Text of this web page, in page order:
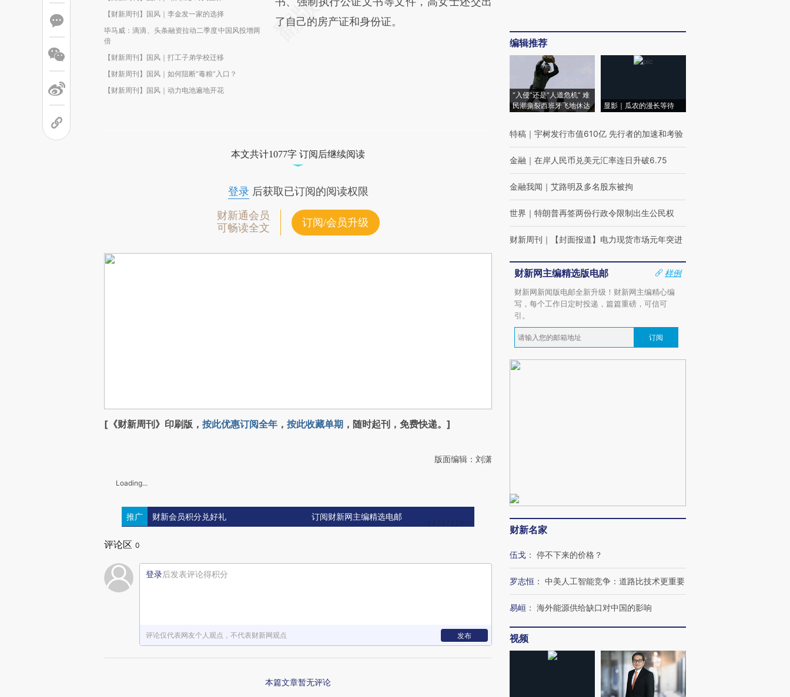
【财新周刊】国风｜李金发一家的选择
毕马威：滴滴、头条融资拉动二季度中国风投增两
倍
【财新周刊】国风｜打工子弟学校迁移
【财新周刊】国风｜如何阻断“毒粮”入口？
【财新周刊】国风｜动力电池遍地开花
了自己的房产证和身份证。
本文共计1077字 订阅后继续阅读
登录后获取已订阅的阅读权限
财新通会员
可畅读全文
订阅/会员升级
[《财新周刊》印刷版， 按此优惠订阅全年 ， 按此收藏单期 ，随时起刊，免费快递。]
版面编辑：刘潇
Loading...
推广 财新会员积分兑好礼 订阅财新网主编精选电邮
评论区 0
登录后发表评论得积分
评论仅代表网友个人观点，不代表财新网观点 发布
本篇文章暂无评论
编辑推荐
“入侵”还是“人道危机” 难
民潮撕裂西班牙飞地休达
显影｜瓜农的漫长等待
特稿 ｜ 宇树发行市值610亿 先行者的加速和考验
金融 ｜ 在岸人民币兑美元汇率连日升破6.75
金融我闻 ｜ 艾路明及多名股东被拘
世界 ｜ 特朗普再签两份行政令限制出生公民权
财新周刊 ｜ 【封面报道】电力现货市场元年突进
财新网主编精选版电邮
样例
财新网新闻版电邮全新升级！财新网主编精心编
写，每个工作日定时投递，篇篇重磅，可信可
引。
订阅
财新名家
伍戈 ： 停不下来的价格？
罗志恒 ： 中美人工智能竞争：道路比技术更重要
易峘 ： 海外能源供给缺口对中国的影响
视频